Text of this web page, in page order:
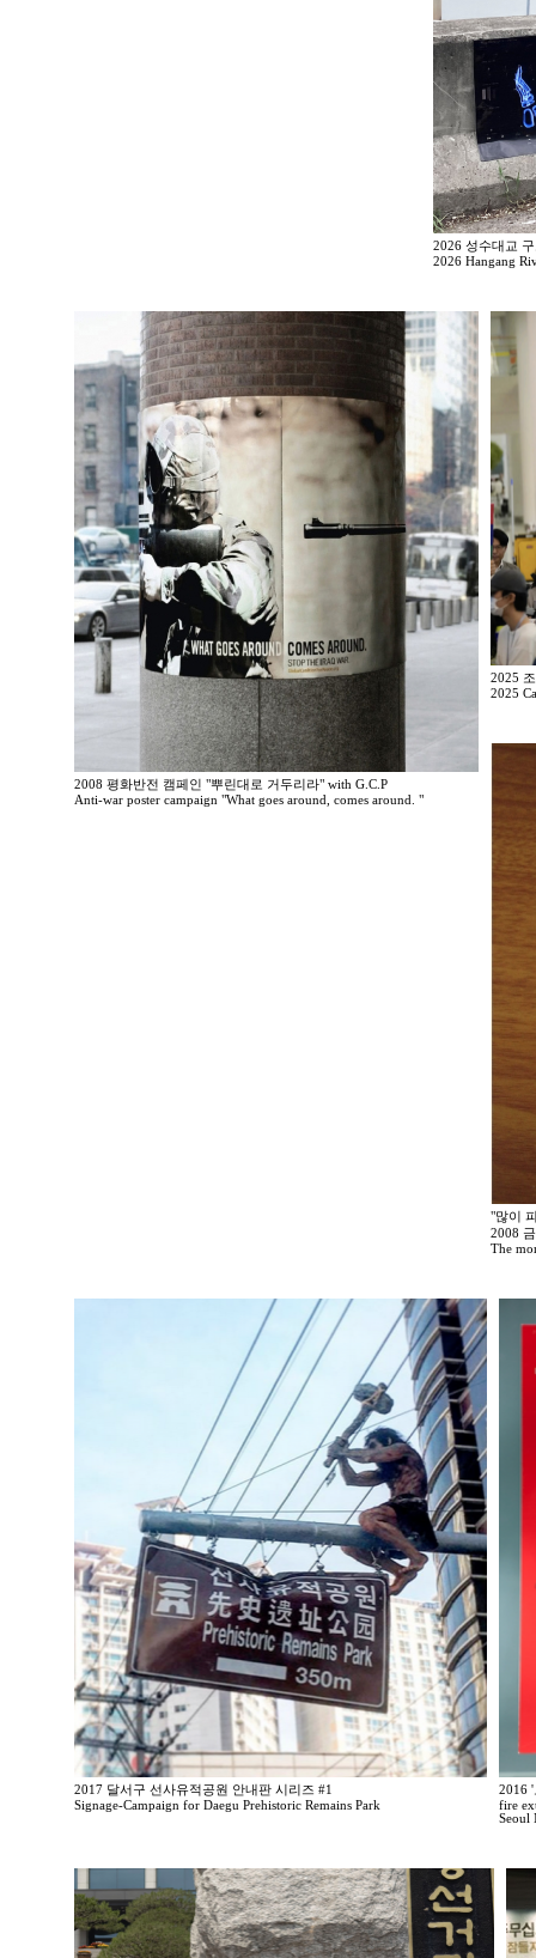
2026 성수대교
2026 Hangang
2008 평화반전 캠페인 "뿌린대로 거두리라" with G.C.P
Anti-war poster campaign "What goes around, comes around. "
2025
2025
"많이
2008
The
2017 달서구 선사유적공원 안내판 시리즈 #1
Signage-Campaign for Daegu Prehistoric Remains Park
2016
fire
Seoul